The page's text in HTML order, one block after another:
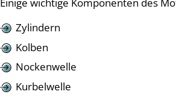
Zylindern
Kolben
Nockenwelle
Kurbelwelle